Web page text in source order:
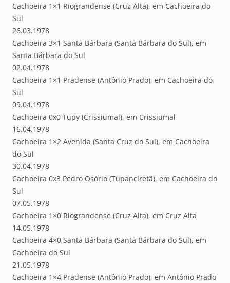
Cachoeira 1×1 Riograndense (Cruz Alta), em Cachoeira do
Sul
26.03.1978
Cachoeira 3×1 Santa Bárbara (Santa Bárbara do Sul), em
Santa Bárbara do Sul
02.04.1978
Cachoeira 1×1 Pradense (Antônio Prado), em Cachoeira do
Sul
09.04.1978
Cachoeira 0x0 Tupy (Crissiumal), em Crissiumal
16.04.1978
Cachoeira 1×2 Avenida (Santa Cruz do Sul), em Cachoeira
do Sul
30.04.1978
Cachoeira 0x3 Pedro Osório (Tupanciretã), em Cachoeira do
Sul
07.05.1978
Cachoeira 1×0 Riograndense (Cruz Alta), em Cruz Alta
14.05.1978
Cachoeira 4×0 Santa Bárbara (Santa Bárbara do Sul), em
Cachoeira do Sul
21.05.1978
Cachoeira 1×4 Pradense (Antônio Prado), em Antônio Prado